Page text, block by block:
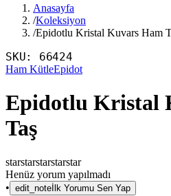
Anasayfa
/Koleksiyon
/Epidotlu Kristal Kuvars Ham
SKU: 66424
Ham KütleEpidot
Epidotlu Kristal
Taş
starstarstarstarstar
Henüz yorum yapılmadı
• edit_note İlk Yorumu Sen Yap